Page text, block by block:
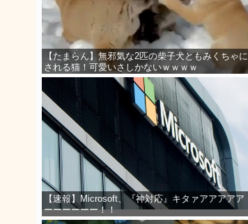
【たまらん】無邪気な2匹の柴子犬ともみくちゃに
される猫！可愛いさしかないｗｗｗｗ
【速報】Microsoft、『神対応』キタァアアアアア
ーーーーーー！！